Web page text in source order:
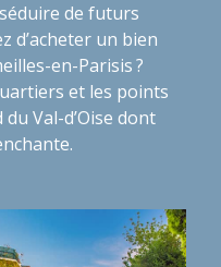
de futurs
d’acheter un bien
en-Parisis ?
et les points
Val-d’Oise dont